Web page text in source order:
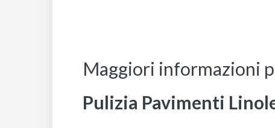
Maggiori informazioni
Pulizia Pavimenti